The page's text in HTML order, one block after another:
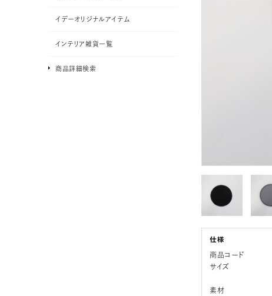
商品コード
サイズ
素材
イデーオリジナルアイテム
インテリア雑貨一覧
商品詳細検索